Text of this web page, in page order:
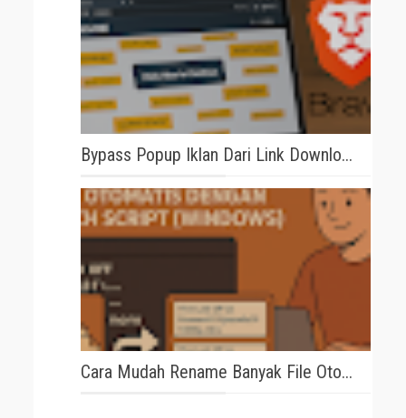
Bypass Popup Iklan Dari Link Downlo...
Cara Mudah Rename Banyak File Oto...